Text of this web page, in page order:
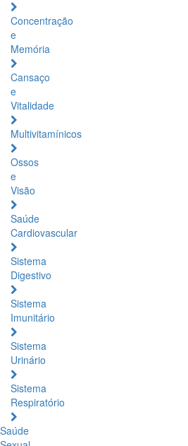
Concentração
e
Memória
Cansaço
e
Vitalidade
Multivitamínicos
Ossos
e
Visão
Saúde
Cardiovascular
Sistema
Digestivo
Sistema
Imunitário
Sistema
Urinário
Sistema
Respiratório
Saúde